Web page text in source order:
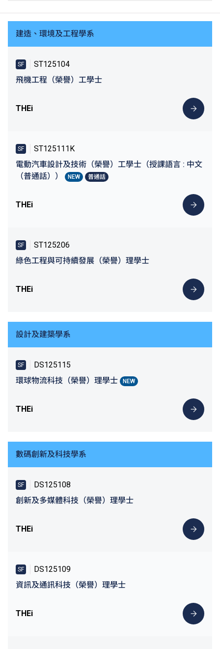
建造、環境及工程學系
SF
ST125104
飛機工程（榮譽）工學士
THEi
SF
ST125111K
電動汽車設計及技術（榮譽）工學士（授課語言 : 中文
（普通話））
NEW 普通話
THEi
SF
ST125206
綠色工程與可持續發展（榮譽）理學士
THEi
設計及建築學系
SF
DS125115
環球物流科技（榮譽）理學士
NEW
THEi
數碼創新及科技學系
SF
DS125108
創新及多媒體科技（榮譽）理學士
THEi
SF
DS125109
資訊及通訊科技（榮譽）理學士
THEi